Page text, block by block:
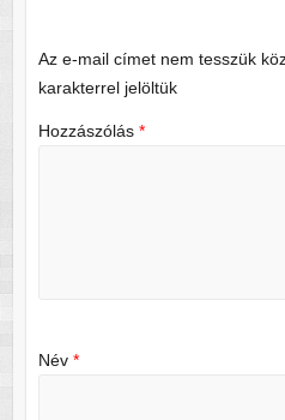
Az e-mail címet nem tesszük
karakterrel jelöltük
Hozzászólás *
Név *